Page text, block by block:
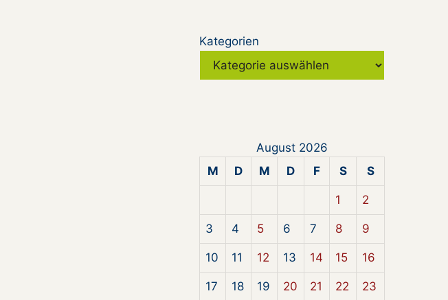
Kategorien
August 2026
M
D M D F S S
1 2
3 4 5 6 7 8 9
10 11 12 13 14 15 16
17 18 19 20 21 22 23